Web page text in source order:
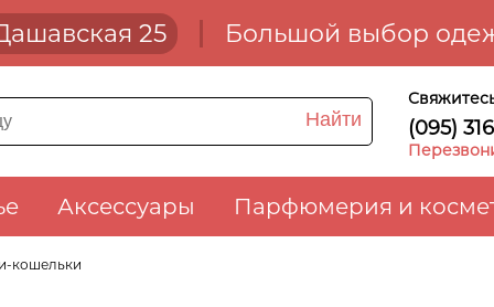
25 Большой выбор
Найти (095)
Аксессуары Парфюмерия и
кошельки